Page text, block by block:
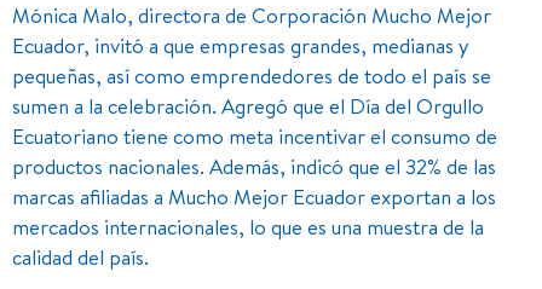
Mónica Malo, directora de Corporación Mucho Mejor
Ecuador, invitó a que empresas grandes, medianas y
pequeñas, así como emprendedores de todo el país se
sumen a la celebración. Agregó que el Día del Orgullo
Ecuatoriano tiene como meta incentivar el consumo de
productos nacionales. Además, indicó que el 32% de las
marcas afiliadas a Mucho Mejor Ecuador exportan a los
mercados internacionales, lo que es una muestra de la
calidad del país.